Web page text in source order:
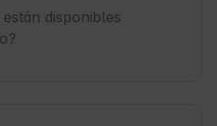
están disponibles